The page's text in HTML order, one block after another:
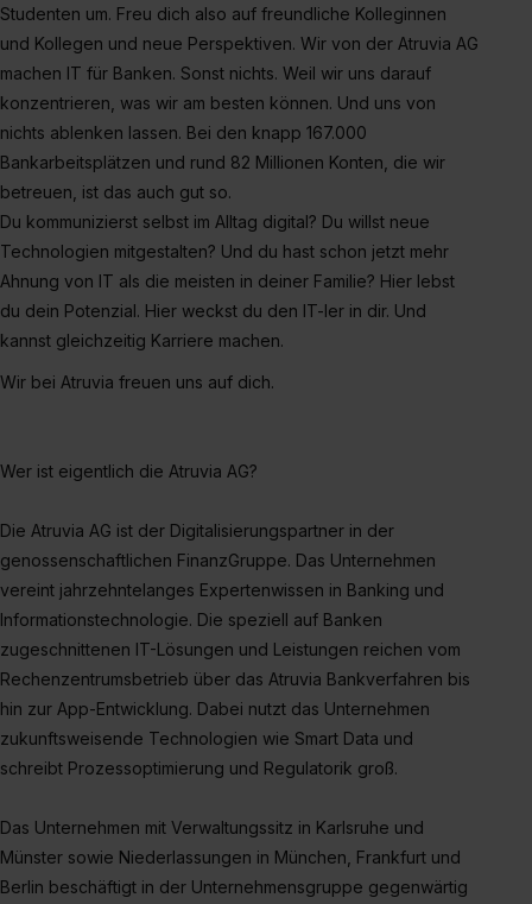
Auswahl über die Checkboxen und klick auf „Auswahl
der Kategorien „Präferenzen“, „Statistiken“ und „Social
Media und Marketing“ umfasst hierbei die Einwilligung
zur Übermittlung deiner Daten in die USA (Art. 49 Abs. 1
S. 1 lit. a) DS-GVO). Die USA verfügen über kein
angemessenes Datenschutzniveau (EuGH – Schrems
II). Du kannst die von dir erteilte Einwilligung jederzeit mit
Wirkung für die Zukunft ganz oder teilweise über unsere
Datenschutzerklärung unter dem Punkt „Datenschutz-
Einstellungen“ widerrufen. Weitere Informationen zu den
einzelnen Cookies findest du durch Klick auf „Details
Studenten um. Freu dich also auf freundliche Kolleginnen
und Kollegen und neue Perspektiven. Wir von der Atruvia AG
machen IT für Banken. Sonst nichts. Weil wir uns darauf
konzentrieren, was wir am besten können. Und uns von
nichts ablenken lassen. Bei den knapp 167.000
Bankarbeitsplätzen und rund 82 Millionen Konten, die wir
betreuen, ist das auch gut so.
Du kommunizierst selbst im Alltag digital? Du willst neue
Technologien mitgestalten? Und du hast schon jetzt mehr
Ahnung von IT als die meisten in deiner Familie? Hier lebst
du dein Potenzial. Hier weckst du den IT-ler in dir. Und
kannst gleichzeitig Karriere machen.
Wir bei Atruvia freuen uns auf dich.
Wer ist eigentlich die Atruvia AG?
Die Atruvia AG ist der Digitalisierungspartner in der
genossenschaftlichen FinanzGruppe. Das Unternehmen
vereint jahrzehntelanges Expertenwissen in Banking und
Informationstechnologie. Die speziell auf Banken
zugeschnittenen IT-Lösungen und Leistungen reichen vom
Rechenzentrumsbetrieb über das Atruvia Bankverfahren bis
hin zur App-Entwicklung. Dabei nutzt das Unternehmen
zukunftsweisende Technologien wie Smart Data und
schreibt Prozessoptimierung und Regulatorik groß.
Das Unternehmen mit Verwaltungssitz in Karlsruhe und
Münster sowie Niederlassungen in München, Frankfurt und
Berlin beschäftigt in der Unternehmensgruppe gegenwärtig